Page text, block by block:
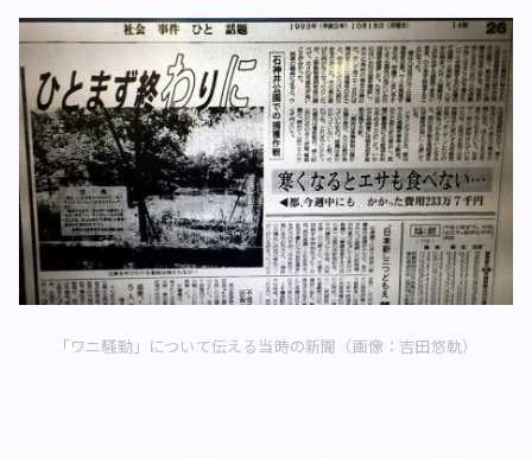
「ワニ騒動」について伝える当時の新聞（画像：吉田悠軌）